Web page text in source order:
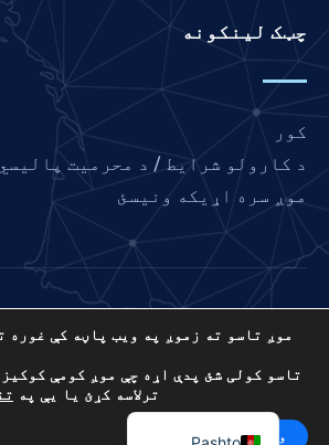
چټک لینکونه
کور
د کارولو شرایط / د محرمیت
موږ سره اړیکه ونیسئ
مینه فرانسه د نړیوال لمونځ د
3845307.
موږ تاسو ته زموږ په ویب پاڼه کې غوره
تاسو کولی شئ پدې اړه چې موږ کومې
ترلاسه کړئ یا یې په
ومنئ رد کړه
Afrikaans
Arabic
Finnish
Hindi